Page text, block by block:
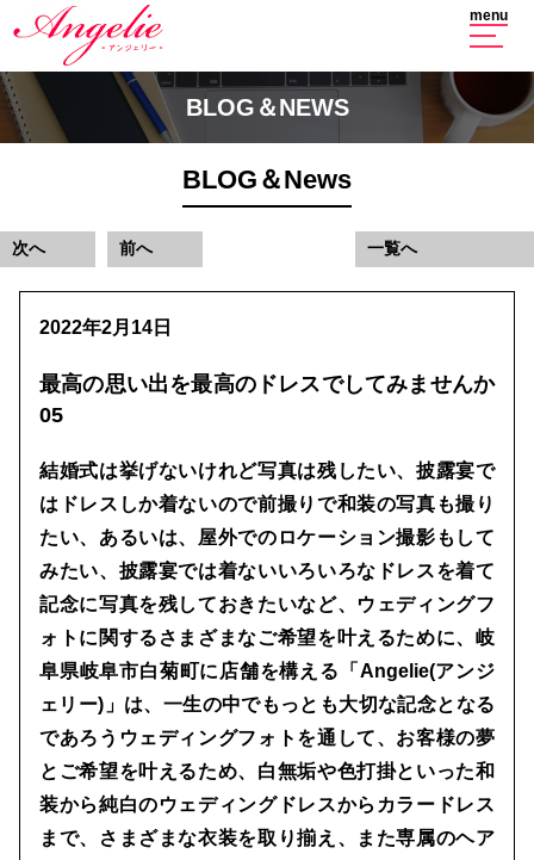
menu
BLOG＆NEWS
BLOG＆News
次へ 前へ 一覧へ
2022年2月14日
最高の思い出を最高のドレスでしてみませんか
05
結婚式は挙げないけれど写真は残したい、披露宴で
はドレスしか着ないので前撮りで和装の写真も撮り
たい、あるいは、屋外でのロケーション撮影もして
みたい、披露宴では着ないいろいろなドレスを着て
記念に写真を残しておきたいなど、ウェディングフ
ォトに関するさまざまなご希望を叶えるために、岐
阜県岐阜市白菊町に店舗を構える「Angelie(アンジ
ェリー)」は、一生の中でもっとも大切な記念となる
であろうウェディングフォトを通して、お客様の夢
とご希望を叶えるため、白無垢や色打掛といった和
装から純白のウェディングドレスからカラードレス
まで、さまざまな衣装を取り揃え、また専属のヘア